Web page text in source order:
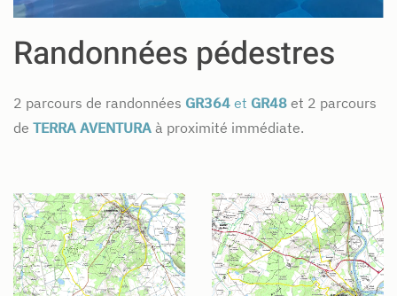
Randonnées pédestres
2 parcours de randonnées GR364 et GR48 et 2 parcours
de TERRA AVENTURA à proximité immédiate.